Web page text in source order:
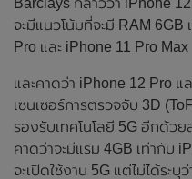
Barclays กล่าวว่า iPhone
จะมีแนวโน้มที่จะมี RAM 6GB
Pro และ iPhone 11 Pro Max
และคาดว่า iPhone 12 Pro แ
เซนเซอร์การตรวจจับ 3D
รองรับเทคโนโลยี 5G อีกด้ว
คาดว่าจะมีแรม 4GB เท่ากับ
จะเปิดใช้งาน 5G แต่ไม่ได้ระ